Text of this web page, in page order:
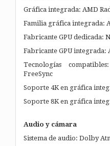
Gráfica integrada: AMD
Familia gráfica integrada:
Fabricante GPU dedicada:
Fabricante GPU integrada:
Tecnologías
FreeSync
Soporte 4K en gráfica
Soporte 8K en gráfica
Audio y cámara
Sistema de audio: Dolby